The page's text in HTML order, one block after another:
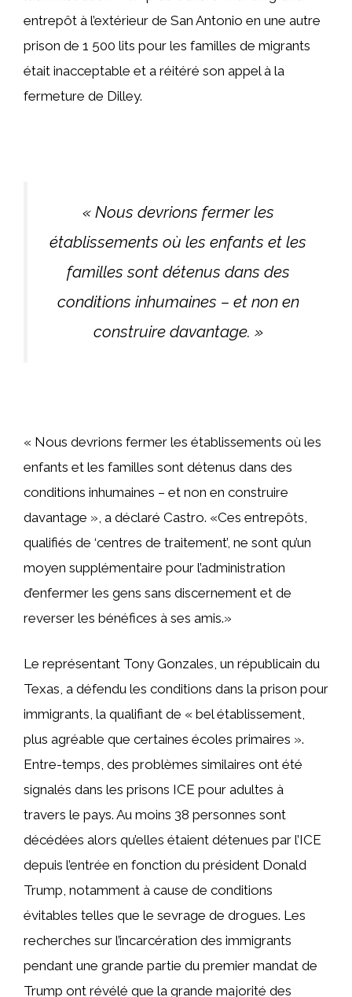
entrepôt à l’extérieur de San Antonio en une autre
prison de 1 500 lits pour les familles de migrants
était inacceptable et a réitéré son appel à la
fermeture de Dilley.
« Nous devrions fermer les
établissements où les enfants et les
familles sont détenus dans des
conditions inhumaines – et non en
construire davantage. »
« Nous devrions fermer les établissements où les
enfants et les familles sont détenus dans des
conditions inhumaines – et non en construire
davantage », a déclaré Castro. «Ces entrepôts,
qualifiés de ‘centres de traitement’, ne sont qu’un
moyen supplémentaire pour l’administration
d’enfermer les gens sans discernement et de
reverser les bénéfices à ses amis.»
Le représentant Tony Gonzales, un républicain du
Texas, a défendu les conditions dans la prison pour
immigrants, la qualifiant de « bel établissement,
plus agréable que certaines écoles primaires ».
Entre-temps, des problèmes similaires ont été
signalés dans les prisons ICE pour adultes à
travers le pays. Au moins 38 personnes sont
décédées alors qu’elles étaient détenues par l’ICE
depuis l’entrée en fonction du président Donald
Trump, notamment à cause de conditions
évitables telles que le sevrage de drogues. Les
recherches sur l’incarcération des immigrants
pendant une grande partie du premier mandat de
Trump ont révélé que la grande majorité des